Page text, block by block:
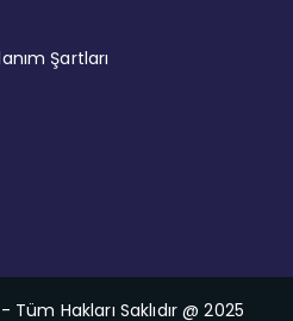
Şartları
Tüm Hakları Saklıdır @ 2025